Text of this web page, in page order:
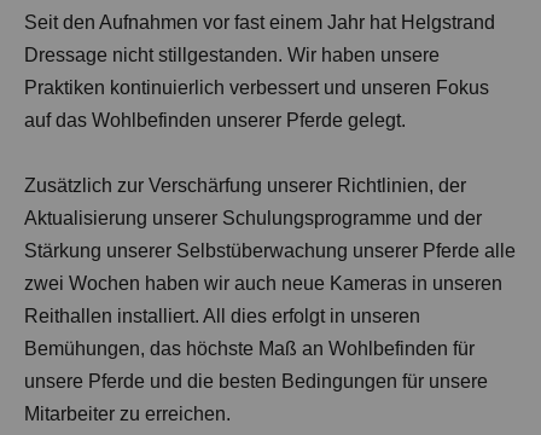
Seit den Aufnahmen vor fast einem Jahr hat Helgstrand
Dressage nicht stillgestanden. Wir haben unsere
Praktiken kontinuierlich verbessert und unseren Fokus
auf das Wohlbefinden unserer Pferde gelegt.
Zusätzlich zur Verschärfung unserer Richtlinien, der
Aktualisierung unserer Schulungsprogramme und der
Stärkung unserer Selbstüberwachung unserer Pferde alle
zwei Wochen haben wir auch neue Kameras in unseren
Reithallen installiert. All dies erfolgt in unseren
Bemühungen, das höchste Maß an Wohlbefinden für
unsere Pferde und die besten Bedingungen für unsere
Mitarbeiter zu erreichen.